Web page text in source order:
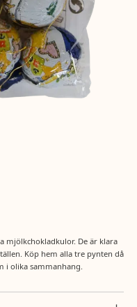
mjölkchokladkulor. De är klara
Köp hem alla tre pynten då
i olika sammanhang.